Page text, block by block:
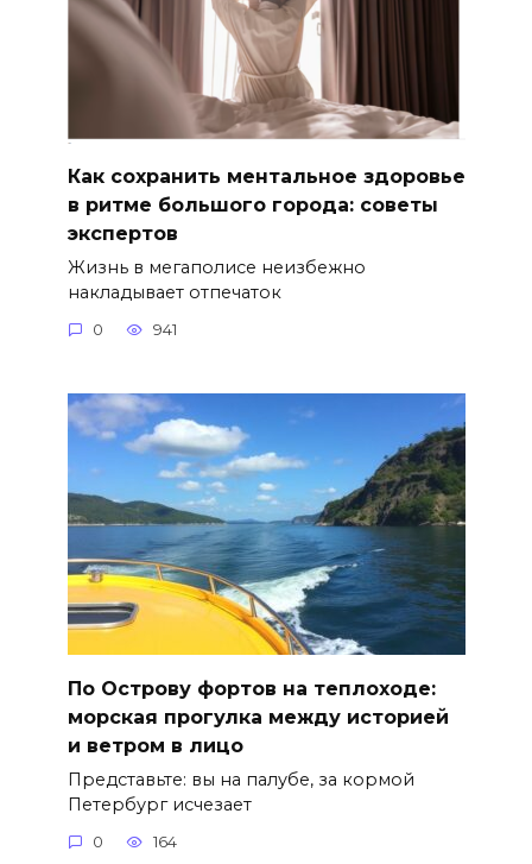
Как сохранить ментальное здоровье
в ритме большого города: советы
экспертов
Жизнь в мегаполисе неизбежно
накладывает отпечаток
0 941
По Острову фортов на теплоходе:
морская прогулка между историей
и ветром в лицо
Представьте: вы на палубе, за кормой
Петербург исчезает
0 164